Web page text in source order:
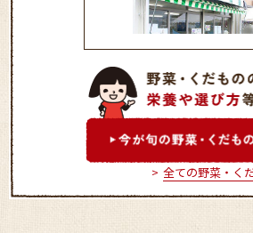
勇気野菜館
全ての野菜・く